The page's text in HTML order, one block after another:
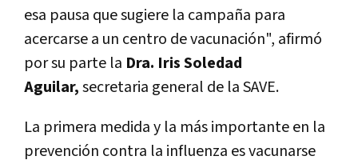
esa pausa que sugiere la campaña para
acercarse a un centro de vacunación", afirmó
por su parte la Dra. Iris Soledad
Aguilar,secretaria general de la SAVE.
La primera medida y la más importante en la
prevención contra la influenza es vacunarse